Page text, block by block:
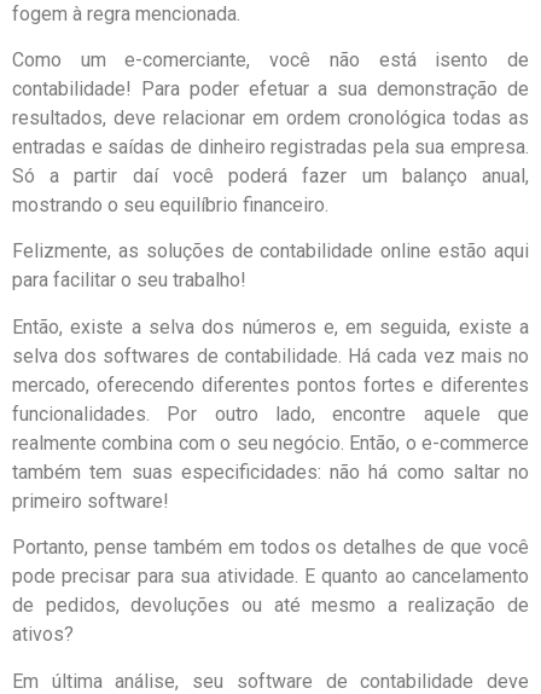
fogem à regra mencionada.
Como um e-comerciante, você não está isento de
contabilidade! Para poder efetuar a sua demonstração de
resultados, deve relacionar em ordem cronológica todas as
entradas e saídas de dinheiro registradas pela sua empresa.
Só a partir daí você poderá fazer um balanço anual,
mostrando o seu equilíbrio financeiro.
Felizmente, as soluções de contabilidade online estão aqui
para facilitar o seu trabalho!
Então, existe a selva dos números e, em seguida, existe a
selva dos softwares de contabilidade. Há cada vez mais no
mercado, oferecendo diferentes pontos fortes e diferentes
funcionalidades. Por outro lado, encontre aquele que
realmente combina com o seu negócio. Então, o e-commerce
também tem suas especificidades: não há como saltar no
primeiro software!
Portanto, pense também em todos os detalhes de que você
pode precisar para sua atividade. E quanto ao cancelamento
de pedidos, devoluções ou até mesmo a realização de
ativos?
Em última análise, seu software de contabilidade deve